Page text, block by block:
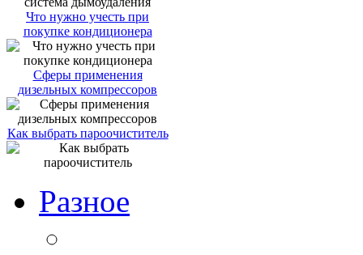
Что нужно учесть при
покупке кондиционера
Сферы применения
дизельных компрессоров
Как выбрать пароочиститель
Разное